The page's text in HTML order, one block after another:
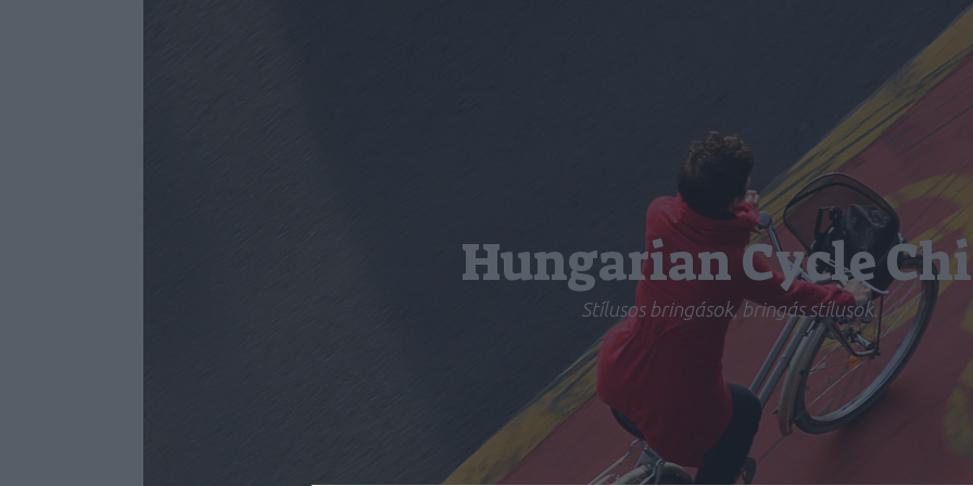
Hungarian Cycle
Stílusos bringások, bringás stílusok.